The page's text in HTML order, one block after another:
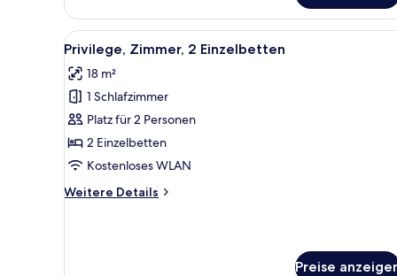
Doppelzimmer,
Doppelbett
Alle
Fotos
für
Privilege,
Zimmer,
2 Einzelbetten
anzeigen
Ein Hotelzimmer mit zwei
5
Privilege, Zimmer, 2 Einzelbetten
18 m²
1 Schlafzimmer
Platz für 2 Personen
2 Einzelbetten
Kostenloses WLAN
Weitere Details
Weitere
Preise